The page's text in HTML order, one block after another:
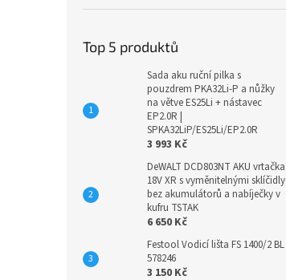
Top 5 produktů
Sada aku ruční pilka s
pouzdrem PKA32Li-P a nůžky
na větve ES25Li + nástavec
EP2.0R |
SPKA32LiP/ES25Li/EP2.0R
3 993 Kč
DeWALT DCD803NT AKU vrtačka
18V XR s vyměnitelnými sklíčidly
bez akumulátorů a nabíječky v
kufru TSTAK
6 650 Kč
Festool Vodicí lišta FS 1400/2 BL
578246
3 150 Kč